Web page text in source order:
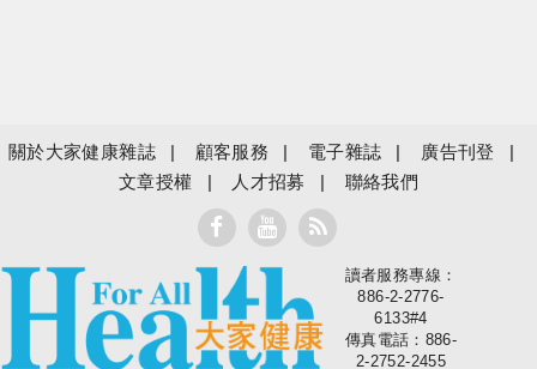
關於大家健康雜誌 顧客服務 電子雜誌
廣告刊登
文章授權
人才招募 聯絡我們
大家健康
讀者服務專線：
886-2-2776-
6133#4
傳真電話：886-
2-2752-2455